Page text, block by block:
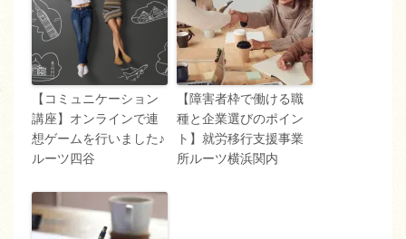
【コミュニケーション
講座】オンラインで連
想ゲームを行いました♪
ルーツ四谷
【障害者枠で働ける職
種と企業選びのポイン
ト】就労移行支援事業
所ルーツ横浜関内